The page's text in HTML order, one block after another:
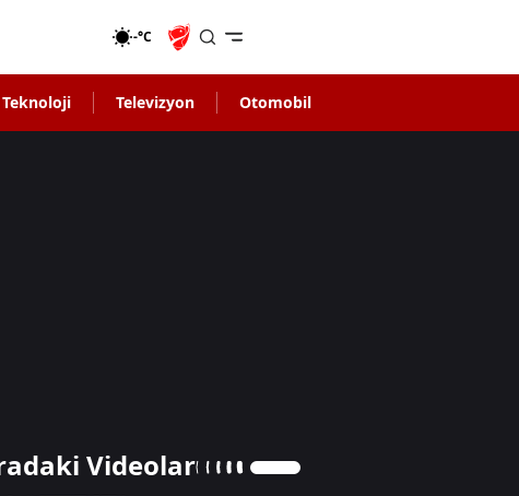
-°C
Teknoloji Televizyon Otomobil
Videolar